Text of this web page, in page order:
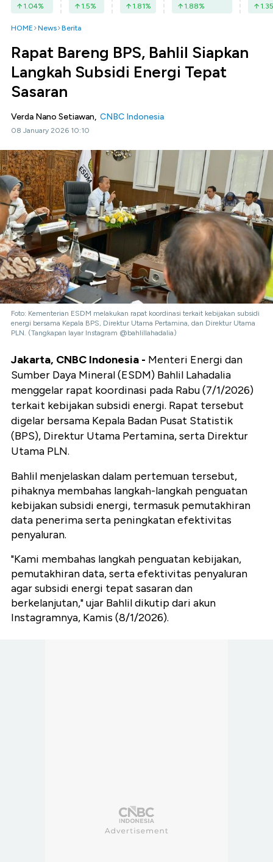
1.04% 1.5% 1.81% 1.88% 1.35
HOME News Berita
Rapat Bareng BPS, Bahlil Siapkan
Langkah Subsidi Energi Tepat
Sasaran
Verda Nano Setiawan, CNBC Indonesia
08 January 2026 10:10
Foto: Kementerian ESDM melakukan rapat koordinasi terkait kebijakan subsidi
energi bersama Kepala BPS, Direktur Utama Pertamina, dan Direktur Utama
PLN. (Tangkapan layar Instagram @bahlillahadalia)
Jakarta, CNBC Indonesia - Menteri Energi dan
Sumber Daya Mineral (ESDM) Bahlil Lahadalia
menggelar rapat koordinasi pada Rabu (7/1/2026)
terkait kebijakan subsidi energi. Rapat tersebut
digelar bersama Kepala Badan Pusat Statistik
(BPS), Direktur Utama Pertamina, serta Direktur
Utama PLN.
Bahlil menjelaskan dalam pertemuan tersebut,
pihaknya membahas langkah-langkah penguatan
kebijakan subsidi energi, termasuk pemutakhiran
data penerima serta peningkatan efektivitas
penyaluran.
"Kami membahas langkah penguatan kebijakan,
pemutakhiran data, serta efektivitas penyaluran
agar subsidi energi tepat sasaran dan
berkelanjutan," ujar Bahlil dikutip dari akun
Instagramnya, Kamis (8/1/2026).